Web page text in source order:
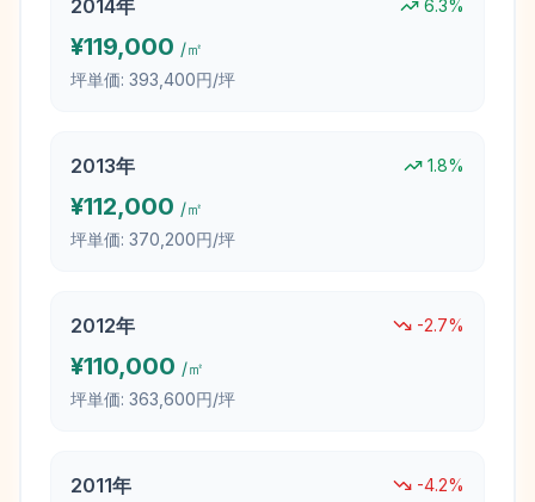
2014年 6.3%
¥119,000 /㎡
坪単価: 393,400円/坪
2013年 1.8%
¥112,000 /㎡
坪単価: 370,200円/坪
2012年 -2.7%
¥110,000 /㎡
坪単価: 363,600円/坪
2011年 -4.2%